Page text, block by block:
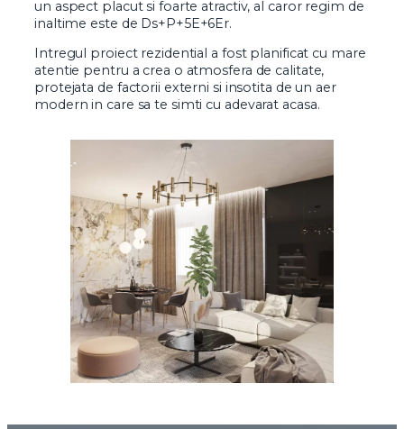
un aspect placut si foarte atractiv, al caror regim de
inaltime este de Ds+P+5E+6Er.
Intregul proiect rezidential a fost planificat cu mare
atentie pentru a crea o atmosfera de calitate,
protejata de factorii externi si insotita de un aer
modern in care sa te simti cu adevarat acasa.